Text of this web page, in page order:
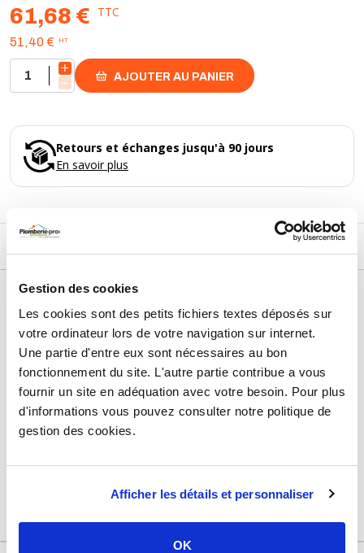
Gestion des cookies
Les cookies sont des petits fichiers textes déposés sur
votre ordinateur lors de votre navigation sur internet.
Une partie d'entre eux sont nécessaires au bon
fonctionnement du site. L'autre partie contribue a vous
fournir un site en adéquation avec votre besoin. Pour plus
d'informations vous pouvez consulter notre politique de
gestion des cookies.
Afficher les détails et personnaliser
OK
- tube fileté 15/21
- longueur 45 mm
- graduation de 0 à 120°C
- plongeur mâle 1/2
61,68 € TTC
51,40 € HT
AJOUTER AU PANIER
Retours et échanges jusqu'à 90 jours
En savoir plus
DÉTAILS TECHNIQUES
Type de produit Thermomètre
Usage Chauffage
Marque Sélection P Pro
Raccordement Mâle 1/2" (15/21)
d351015a